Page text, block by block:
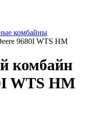
комбайны
9680I WTS HM
комбайн
WTS HM